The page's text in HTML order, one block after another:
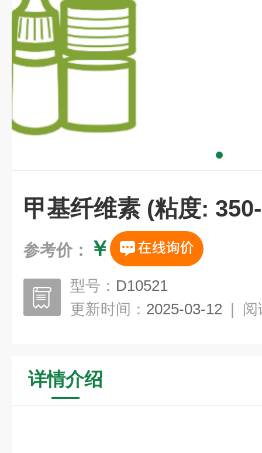
甲基纤维素 (粘度:
参考价： ￥
型号： D10521
更新时间： 2025-03-12 | 阅
详情介绍